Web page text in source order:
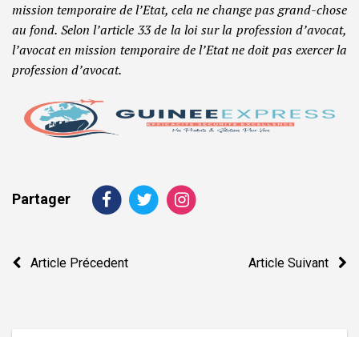
mission temporaire de l’Etat, cela ne change pas grand-chose
au fond. Selon l’article 33 de la loi sur la profession d’avocat,
l’avocat en mission temporaire de l’Etat ne doit pas exercer la
profession d’avocat.
Partager
Navigation
Article Précedent Article Suivant